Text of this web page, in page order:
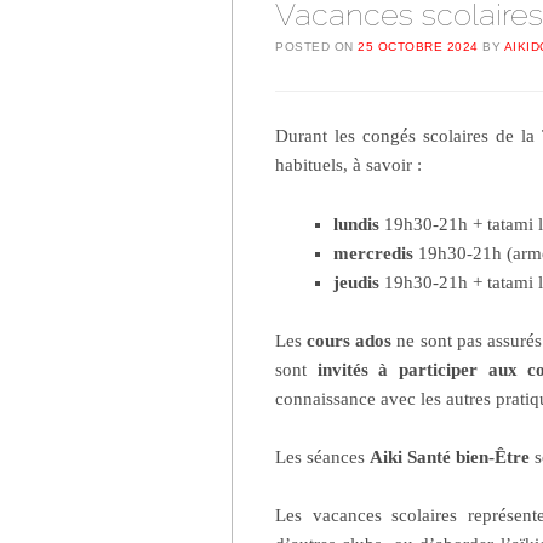
Vacances
POSTED ON 25 OCTOBRE 2024 BY
Durant les congés scolaires de la
habituels, à savoir :
lundis 19h30-21h + tatami
mercredis 19h30-21h
jeudis 19h30-21h + tatami
Les cours ados ne sont pas
sont invités à participer aux
connaissance avec les autres
Les séances Aiki Santé bien-Être
Les vacances scolaires